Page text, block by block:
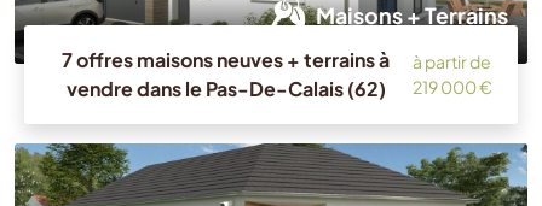
Maisons + Terrains
7 offres maisons neuves + terrains à
vendre dans le Pas-De-Calais (62)
à partir de
219 000 €